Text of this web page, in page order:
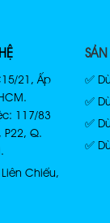
21, Ấp
117/83
P22, Q.
Chiểu,
✅
✅
✅
✅